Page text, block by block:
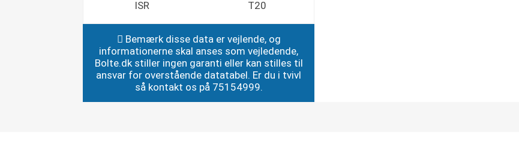
ISR T20
Bemærk disse data er vejlende, og
informationerne skal anses som vejledende,
Bolte.dk stiller ingen garanti eller kan stilles til
ansvar for overstående datatabel. Er du i tvivl
så kontakt os på 75154999.